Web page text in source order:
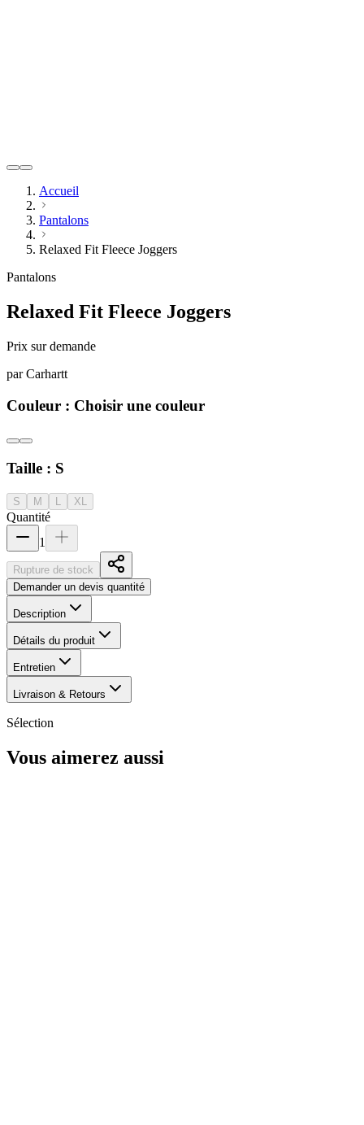
Accueil
Pantalons
Relaxed Fit Fleece Joggers
Pantalons
Relaxed Fit Fleece Joggers
Prix sur demande
par Carhartt
Couleur : Choisir une couleur
Taille : S
S M L XL
Quantité
1
Rupture de stock
Demander un devis quantité
Description
Détails du produit
Entretien
Livraison & Retours
Sélection
Vous aimerez aussi